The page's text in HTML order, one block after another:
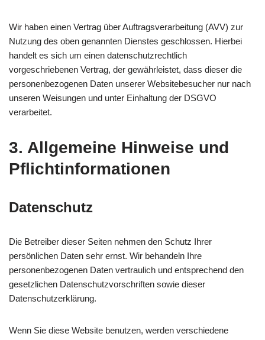
Wir haben einen Vertrag über Auftragsverarbeitung (AVV) zur
Nutzung des oben genannten Dienstes geschlossen. Hierbei
handelt es sich um einen datenschutzrechtlich
vorgeschriebenen Vertrag, der gewährleistet, dass dieser die
personenbezogenen Daten unserer Websitebesucher nur nach
unseren Weisungen und unter Einhaltung der DSGVO
verarbeitet.
3. Allgemeine Hinweise und
Pflicht­informationen
Datenschutz
Die Betreiber dieser Seiten nehmen den Schutz Ihrer
persönlichen Daten sehr ernst. Wir behandeln Ihre
personenbezogenen Daten vertraulich und entsprechend den
gesetzlichen Datenschutzvorschriften sowie dieser
Datenschutzerklärung.
Wenn Sie diese Website benutzen, werden verschiedene